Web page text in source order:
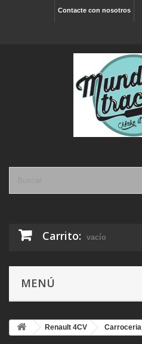
Contacte con nosotros
Carrito: vacío
MENÚ
Renault 4CV Carroceria